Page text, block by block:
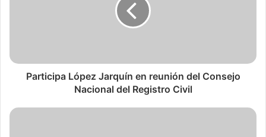
Participa López Jarquín en reunión del Consejo
Nacional del Registro Civil